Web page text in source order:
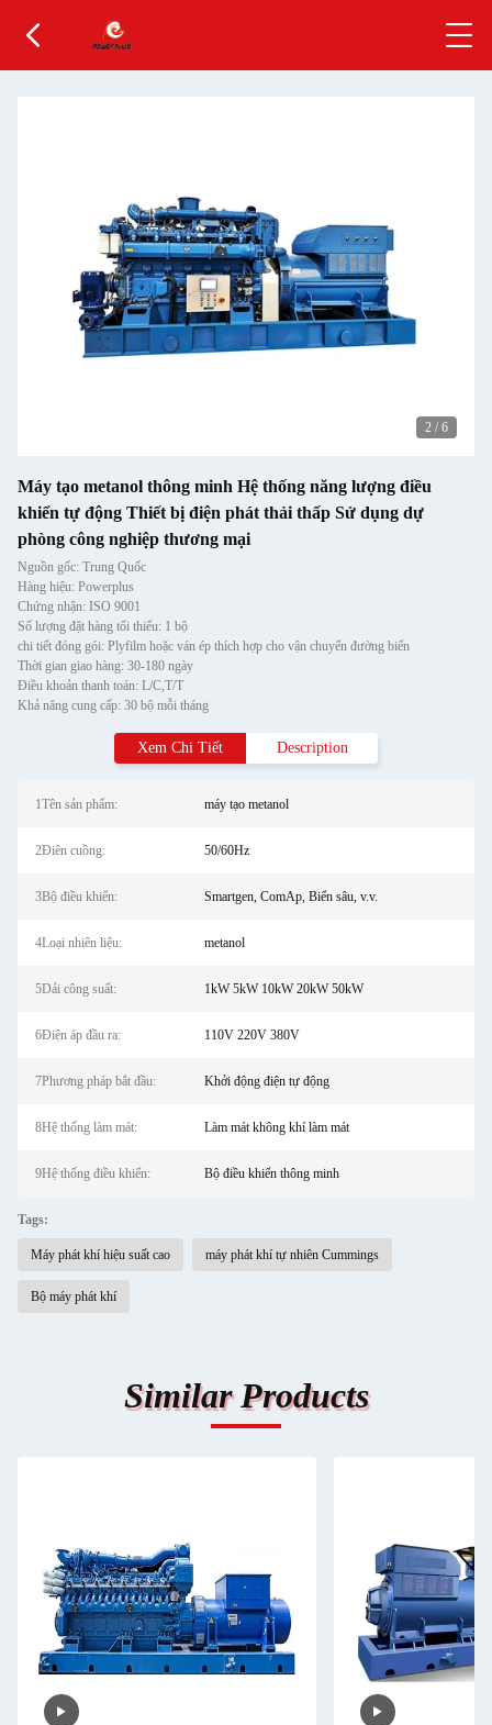
2 / 6
Máy tạo metanol thông minh Hệ thống năng lượng điều
khiển tự động Thiết bị điện phát thải thấp Sử dụng dự
phòng công nghiệp thương mại
Nguồn gốc: Trung Quốc
Hàng hiệu: Powerplus
Chứng nhận: ISO 9001
Số lượng đặt hàng tối thiểu: 1 bộ
chi tiết đóng gói: Plyfilm hoặc ván ép thích hợp cho vận chuyển đường biển
Thời gian giao hàng: 30-180 ngày
Điều khoản thanh toán: L/C,T/T
Khả năng cung cấp: 30 bộ mỗi tháng
Xem Chi Tiết Description
1Tên sản phẩm: máy tạo metanol
2Điên cuồng: 50/60Hz
3Bộ điều khiển: Smartgen, ComAp, Biển sâu, v.v.
4Loại nhiên liệu: metanol
5Dải công suất: 1kW 5kW 10kW 20kW 50kW
6Điện áp đầu ra: 110V 220V 380V
7Phương pháp bắt đầu: Khởi động điện tự động
8Hệ thống làm mát: Làm mát không khí làm mát
9Hệ thống điều khiển: Bộ điều khiển thông minh
Tags:
Máy phát khí hiệu suất cao máy phát khí tự nhiên Cummings
Bộ máy phát khí
Similar Products